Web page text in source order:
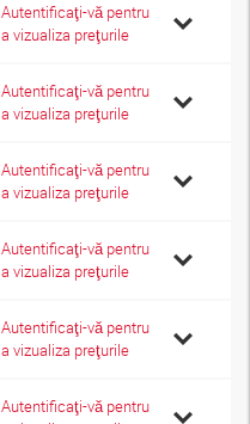
Autentificaţi-vă pentru
a vizualiza preţurile
Autentificaţi-vă pentru
a vizualiza preţurile
Autentificaţi-vă pentru
a vizualiza preţurile
Autentificaţi-vă pentru
a vizualiza preţurile
Autentificaţi-vă pentru
a vizualiza preţurile
Autentificaţi-vă pentru